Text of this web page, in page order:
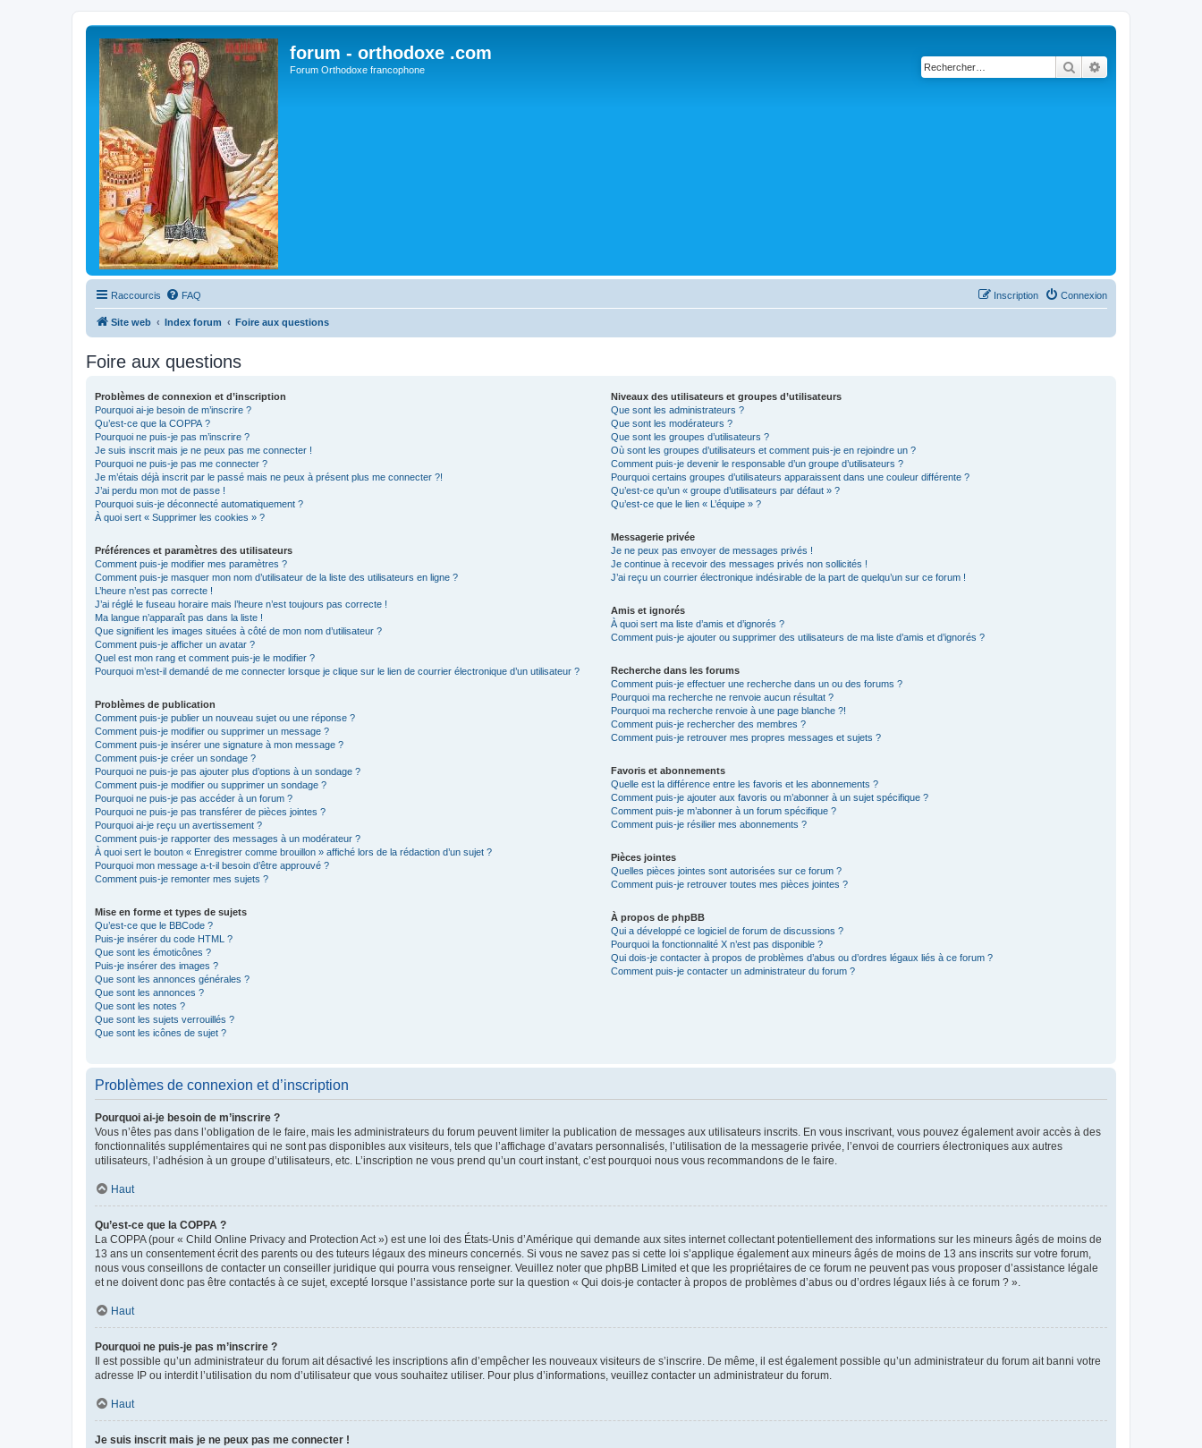
forum - orthodoxe .com
Forum Orthodoxe francophone Rechercher
Raccourcis FAQ Connexion
Inscription
Site web Index forum Foire aux questions
Foire aux questions
Problèmes de connexion et d’inscription
Pourquoi ai-je besoin de m’inscrire ?
Qu’est-ce que la COPPA ?
Pourquoi ne puis-je pas m’inscrire ?
Je suis inscrit mais je ne peux pas me connecter !
Pourquoi ne puis-je pas me connecter ?
Je m’étais déjà inscrit par le passé mais ne peux à présent plus me connecter ?!
J’ai perdu mon mot de passe !
Pourquoi suis-je déconnecté automatiquement ?
À quoi sert « Supprimer les cookies » ?
Préférences et paramètres des utilisateurs
Comment puis-je modifier mes paramètres ?
Comment puis-je masquer mon nom d’utilisateur de la liste des utilisateurs en ligne ?
L’heure n’est pas correcte !
J’ai réglé le fuseau horaire mais l’heure n’est toujours pas correcte !
Ma langue n’apparaît pas dans la liste !
Que signifient les images situées à côté de mon nom d’utilisateur ?
Comment puis-je afficher un avatar ?
Quel est mon rang et comment puis-je le modifier ?
Pourquoi m’est-il demandé de me connecter lorsque je clique sur le lien de courrier électronique d’un utilisateur ?
Problèmes de publication
Comment puis-je publier un nouveau sujet ou une réponse ?
Comment puis-je modifier ou supprimer un message ?
Comment puis-je insérer une signature à mon message ?
Comment puis-je créer un sondage ?
Pourquoi ne puis-je pas ajouter plus d’options à un sondage ?
Comment puis-je modifier ou supprimer un sondage ?
Pourquoi ne puis-je pas accéder à un forum ?
Pourquoi ne puis-je pas transférer de pièces jointes ?
Pourquoi ai-je reçu un avertissement ?
Comment puis-je rapporter des messages à un modérateur ?
À quoi sert le bouton « Enregistrer comme brouillon » affiché lors de la rédaction d’un sujet ?
Pourquoi mon message a-t-il besoin d’être approuvé ?
Comment puis-je remonter mes sujets ?
Mise en forme et types de sujets
Qu’est-ce que le BBCode ?
Puis-je insérer du code HTML ?
Que sont les émoticônes ?
Puis-je insérer des images ?
Que sont les annonces générales ?
Que sont les annonces ?
Que sont les notes ?
Que sont les sujets verrouillés ?
Que sont les icônes de sujet ?
Niveaux des utilisateurs et groupes d’utilisateurs
Que sont les administrateurs ?
Que sont les modérateurs ?
Que sont les groupes d’utilisateurs ?
Où sont les groupes d’utilisateurs et comment puis-je en rejoindre un ?
Comment puis-je devenir le responsable d’un groupe d’utilisateurs ?
Pourquoi certains groupes d’utilisateurs apparaissent dans une couleur différente ?
Qu’est-ce qu’un « groupe d’utilisateurs par défaut » ?
Qu’est-ce que le lien « L’équipe » ?
Messagerie privée
Je ne peux pas envoyer de messages privés !
Je continue à recevoir des messages privés non sollicités !
J’ai reçu un courrier électronique indésirable de la part de quelqu’un sur ce forum !
Amis et ignorés
À quoi sert ma liste d’amis et d’ignorés ?
Comment puis-je ajouter ou supprimer des utilisateurs de ma liste d’amis et d’ignorés ?
Recherche dans les forums
Comment puis-je effectuer une recherche dans un ou des forums ?
Pourquoi ma recherche ne renvoie aucun résultat ?
Pourquoi ma recherche renvoie à une page blanche ?!
Comment puis-je rechercher des membres ?
Comment puis-je retrouver mes propres messages et sujets ?
Favoris et abonnements
Quelle est la différence entre les favoris et les abonnements ?
Comment puis-je ajouter aux favoris ou m’abonner à un sujet spécifique ?
Comment puis-je m’abonner à un forum spécifique ?
Comment puis-je résilier mes abonnements ?
Pièces jointes
Quelles pièces jointes sont autorisées sur ce forum ?
Comment puis-je retrouver toutes mes pièces jointes ?
À propos de phpBB
Qui a développé ce logiciel de forum de discussions ?
Pourquoi la fonctionnalité X n’est pas disponible ?
Qui dois-je contacter à propos de problèmes d’abus ou d’ordres légaux liés à ce forum ?
Comment puis-je contacter un administrateur du forum ?
Problèmes de connexion et d’inscription
Pourquoi ai-je besoin de m’inscrire ?
Vous n’êtes pas dans l’obligation de le faire, mais les administrateurs du forum peuvent limiter la publication de messages aux utilisateurs inscrits. En vous inscrivant, vous pouvez également avoir accès à des
fonctionnalités supplémentaires qui ne sont pas disponibles aux visiteurs, tels que l’affichage d’avatars personnalisés, l’utilisation de la messagerie privée, l’envoi de courriers électroniques aux autres
utilisateurs, l’adhésion à un groupe d’utilisateurs, etc. L’inscription ne vous prend qu’un court instant, c’est pourquoi nous vous recommandons de le faire.
Haut
Qu’est-ce que la COPPA ?
La COPPA (pour « Child Online Privacy and Protection Act ») est une loi des États-Unis d’Amérique qui demande aux sites internet collectant potentiellement des informations sur les mineurs âgés de moins de
13 ans un consentement écrit des parents ou des tuteurs légaux des mineurs concernés. Si vous ne savez pas si cette loi s’applique également aux mineurs âgés de moins de 13 ans inscrits sur votre forum,
nous vous conseillons de contacter un conseiller juridique qui pourra vous renseigner. Veuillez noter que phpBB Limited et que les propriétaires de ce forum ne peuvent pas vous proposer d’assistance légale
et ne doivent donc pas être contactés à ce sujet, excepté lorsque l’assistance porte sur la question « Qui dois-je contacter à propos de problèmes d’abus ou d’ordres légaux liés à ce forum ? ».
Haut
Pourquoi ne puis-je pas m’inscrire ?
Il est possible qu’un administrateur du forum ait désactivé les inscriptions afin d’empêcher les nouveaux visiteurs de s’inscrire. De même, il est également possible qu’un administrateur du forum ait banni votre
adresse IP ou interdit l’utilisation du nom d’utilisateur que vous souhaitez utiliser. Pour plus d’informations, veuillez contacter un administrateur du forum.
Haut
Je suis inscrit mais je ne peux pas me connecter !